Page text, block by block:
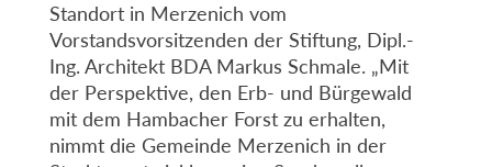
Standort in Merzenich vom
Vorstandsvorsitzenden der Stiftung, Dipl.-
Ing. Architekt BDA Markus Schmale. „Mit
der Perspektive, den Erb- und Bürgewald
mit dem Hambacher Forst zu erhalten,
nimmt die Gemeinde Merzenich in der